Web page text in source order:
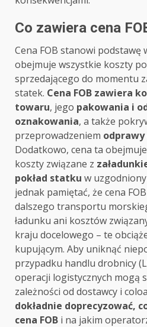
Co zawiera cena
Cena FOB stanowi podstawę
obejmuje wszystkie koszty
sprzedającego do momentu
statek. Cena FOB zawiera
towaru, jego pakowania i
oznakowania, a także
przeprowadzeniem
Dodatkowo, cena ta
koszty związane z
pokład statku w
jednak pamiętać, że cena
dalszego transportu
ładunku ani kosztów
kraju docelowego – te
kupującym. Aby uniknąć
przypadku handlu drobnicy
operacji logistycznych mogą
zależności od dostawcy i
dokładnie doprecyzować,
cena FOB i na jakim